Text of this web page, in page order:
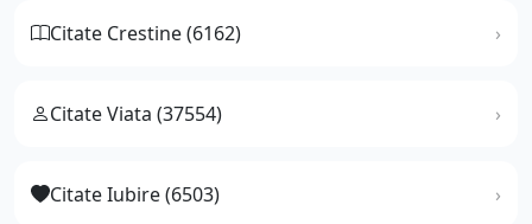
Citate Crestine (6162)
Citate Viata (37554)
Citate Iubire (6503)